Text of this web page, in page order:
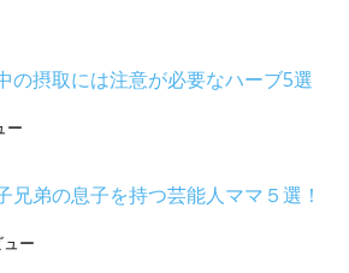
の摂取には注意が必要なハーブ5選
ー
兄弟の息子を持つ芸能人ママ５選！
ー